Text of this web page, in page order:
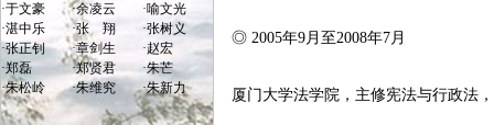
·于文豪 ·余凌云 ·喻文光
·湛中乐 ·张 翔 ·张树义
·张正钊 ·章剑生 ·赵宏
·郑磊 ·郑贤君 ·朱芒
·朱松岭 ·朱维究 ·朱新力
◎ 2005年9月至2008年7月
厦门大学法学院，主修宪法与行政法